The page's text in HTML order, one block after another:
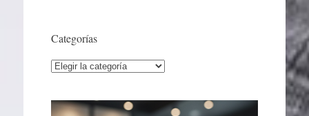
Categorías
Categorías